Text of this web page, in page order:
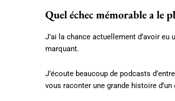
Quel échec mémorable a le
J’ai la chance actuellement d’avoir
marquant.
J’écoute beaucoup de podcasts
vous raconter une grande histoire